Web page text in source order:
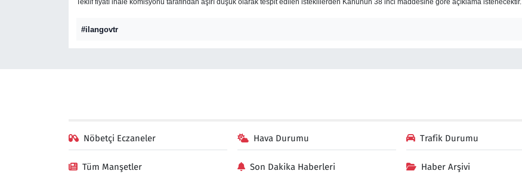
Teklif fiyatı ihale komisyonu tarafından aşırı düşük olarak tespit edilen isteklilerden Kanunun 38 inci maddesine göre açıklama istenecektir.
#ilangovtr
Nöbetçi Eczaneler Hava Durumu Trafik Durumu
Tüm Manşetler Son Dakika Haberleri Haber Arşivi